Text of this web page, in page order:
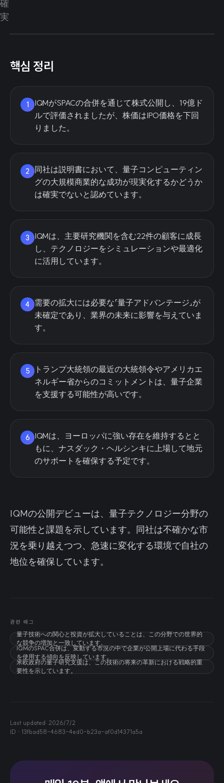
핵심 정리
1
IQMがSPACの合併を通じて株式公開し、19億ド
ルで評価されましたが、株価はIPO価格を下回
りました。
2
同社は説明書において、量子コンピューティン
グの大規模商業的な成功が現実化するかどうか
は確実でないと認めています。
3
IQMは、主要研究機関を含む22件の顧客に成長
し、テクノロジーをシミュレーションや最適化
に活用しています。
4
需要の拡大には必要な「量子アドバンテージ」が
未確定であり、業界の未来に影響を与えていま
す。
5
トランプ大統領の最近の大統領令やアメリカエ
ネルギー省からのコミットメントは、量子企業
を支援する可能性が高いです。
6
IQMは、ヨーロッパに強い存在を維持するとと
もに、ナスダック・ヘルシンキに上場して地元
のサポートを確保する予定です。
IQMの公開デビューは、量子テクノロジー分野の
可能性と課題を示しています。同社は不確かな市
況を乗り越えつつ、急速に変化する環境で自社の
地位を確保しています。
관련 태그
量子技術への関心と投資が拡大していることは、この分野での世界的
な競争の増加と一致しています。
IQMのSPAC合併は、変動する市況の中で企業が公開上場に代わる手段
を使用する傾向を反映しています。
米欧政府の量子研究支援は、この技術の将来の革新における戦略的重
要性を示しています。
Last updated: 2026/7/2
ID · 13fbad58-4683-4ed0-b23a-af0d14371a5a